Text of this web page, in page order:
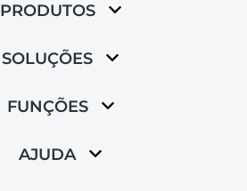
PRODUTOS
SOLUÇÕES
FUNÇÕES
AJUDA